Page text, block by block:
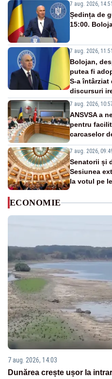
7 aug. 2026, 14:51
Ședința de
15:00.
7 aug. 2026, 11:51
Bolojan,
putea fi
S-a întârziat
discursuri
7 aug. 2026,
ANSVSA a
pentru
carcaselor
7 aug. 2026,
Senatorii și
Sesiunea
la votul pe
ECONOMIE
7 aug. 2026, 14:03
Dunărea crește ușor la